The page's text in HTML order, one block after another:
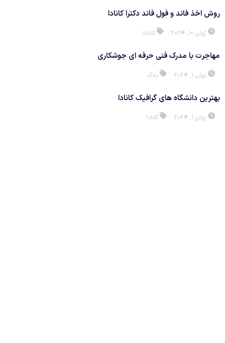
روش اخذ فاند و فول فاند دکترا کانادا
ژوئن 10, 2024 کانادا
مهاجرت با مدرک فنی حرفه ای جوشکاری
ژوئن 1, 2024 بلاگ
بهترین دانشگاه های گرافیک کانادا
ژوئن 1, 2024 کانادا